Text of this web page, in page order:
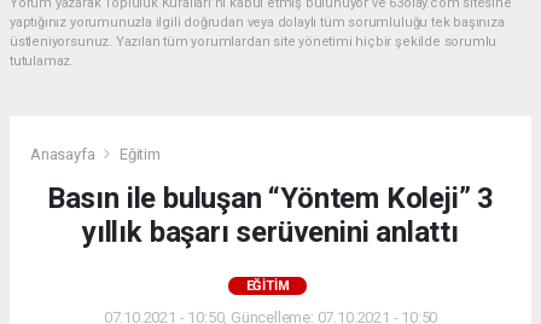
Yorum yazarak Topluluk Kuralları’nı kabul etmiş bulunuyor ve 63olay.com sitesine
yaptığınız yorumunuzla ilgili doğrudan veya dolaylı tüm sorumluluğu tek başınıza
üstleniyorsunuz. Yazılan tüm yorumlardan site yönetimi hiçbir şekilde sorumlu
tutulamaz.
Anasayfa Eğitim
Basın ile buluşan “Yöntem Koleji” 3
yıllık başarı serüvenini anlattı
EĞITIM
07.10.2021 - 10:50, Güncelleme: 07.10.2021 - 10:50